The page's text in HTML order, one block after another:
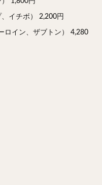
イチボ） 2,200円
ロイン、ザブトン） 4,280